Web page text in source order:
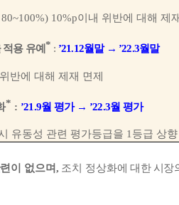
80~100%) 10%p이내 위반에 대해 제
용 유예 * : ’21.12월말 → ’22.3월말
반에 대해 제재 면제
* : ’21.9월 평가 → ’22.3월 평가
유동성 관련 평가등급을 1 등급 상
이 없으며, 조치 정상화에 대한 시장